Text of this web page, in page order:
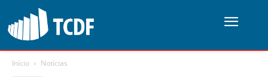
Início Notícias